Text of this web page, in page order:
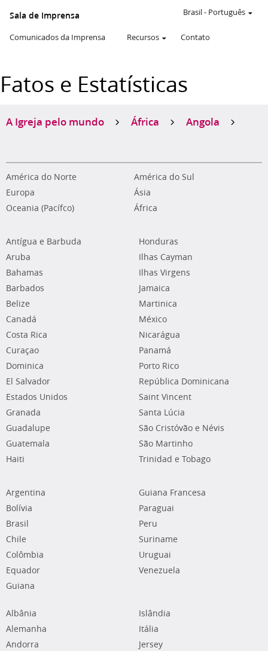
Sala de Imprensa
Comunicados da Imprensa Recursos Contato
Brasil- Português
Fatos e Estatísticas
A Igreja pelo mundo África Angola
América do Norte
América do Sul
Europa
Ásia
Oceania (Pacífco)
África
Antígua e Barbuda
Aruba
Bahamas
Barbados
Belize
Canadá
Costa Rica
Curaçao
Dominica
El Salvador
Estados Unidos
Granada
Guadalupe
Guatemala
Haiti
Honduras
Ilhas Cayman
Ilhas Virgens
Jamaica
Martinica
México
Nicarágua
Panamá
Porto Rico
República Dominicana
Saint Vincent
Santa Lúcia
São Cristóvão e Névis
São Martinho
Trinidad e Tobago
Argentina
Bolívia
Brasil
Chile
Colômbia
Equador
Guiana
Guiana Francesa
Paraguai
Peru
Suriname
Uruguai
Venezuela
Albânia
Alemanha
Andorra
Islândia
Itália
Jersey